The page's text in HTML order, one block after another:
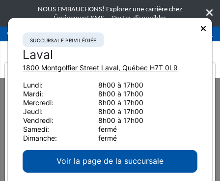
NOUS EMBAUCHONS! Explorez une carrière chez
Équipement SMS. Postes disponibles
Succursale privilégiéeLaval 450-781-9600
Sign In
Nom d’utilisateur
It looks like you are
from America
SUCCURSALE PRIVILÉGIÉE
Laval
1800 Montgolfier Street Laval, Québec H7T 0L9
Lundi:
8h00 à 17h00
Mardi:
8h00 à 17h00
Mercredi:
8h00 à 17h00
Jeudi:
8h00 à 17h00
Vendredi:
8h00 à 17h00
Samedi:
fermé
Dimanche:
fermé
Voir la page de la succursale